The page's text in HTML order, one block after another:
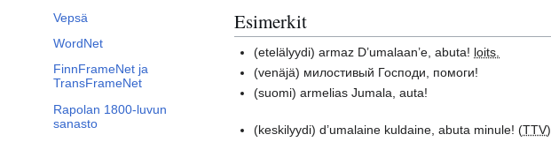
Vepsä
WordNet
FinnFrameNet ja
TransFrameNet
Rapolan 1800-luvun
sanasto
Esimerkit
(etelälyydi)armaz D’umalaan’e, abuta! loits.
(venäjä) милостивый Господи, помоги!
(suomi)armelias Jumala, auta!
(keskilyydi)d’umalaine kuldaine, abuta minule! (TTV)